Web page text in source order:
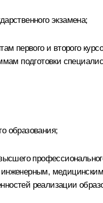
экзамена;
первого и второго
подготовки
образования;
реализации